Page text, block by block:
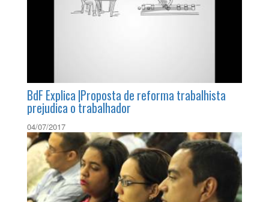
Homenagem do Sinttel Bahia ao poeta DamÃ¡rio
BdF Explica |Proposta de reforma trabalhista
prejudica o trabalhador